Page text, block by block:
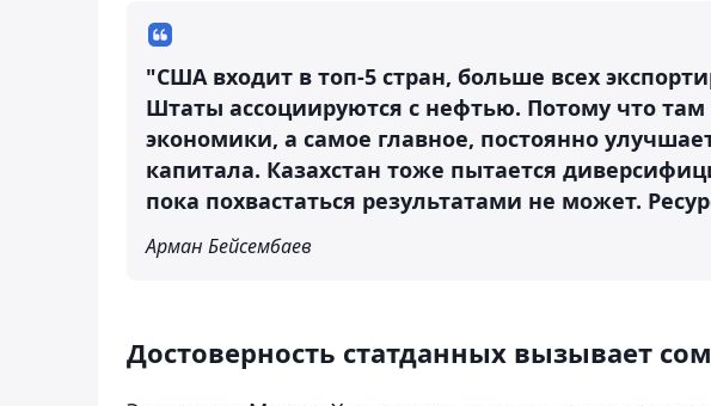
"США входит в топ-5 стран, больше всех
Штаты ассоциируются с нефтью. Потому что там
экономики, а самое главное, постоянно
капитала. Казахстан тоже пытается
пока похвастаться результатами не может.
Арман Бейсембаев
Достоверность статданных вызывает